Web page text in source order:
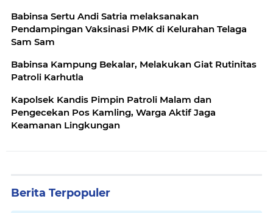
Babinsa Sertu Andi Satria melaksanakan
Pendampingan Vaksinasi PMK di Kelurahan Telaga
Sam Sam
Babinsa Kampung Bekalar, Melakukan Giat Rutinitas
Patroli Karhutla
Kapolsek Kandis Pimpin Patroli Malam dan
Pengecekan Pos Kamling, Warga Aktif Jaga
Keamanan Lingkungan
Berita Terpopuler